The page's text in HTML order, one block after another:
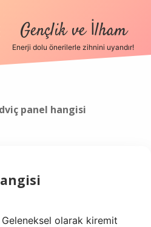
Gençlik ve İlham
Enerji dolu önerilerle zihnini uyandır!
panel hangisi
olarak kiremit